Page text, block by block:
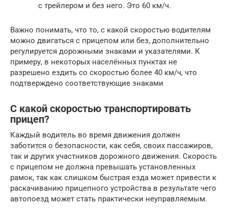
с трейлером и без него. Это 60 км/ч.
Важно понимать, что то, с какой скоростью водителям
можно двигаться с прицепом или без, дополнительно
регулируется дорожными знаками и указателями. К
примеру, в некоторых населённых пунктах не
разрешено ездить со скоростью более 40 км/ч, что
подтверждено соответствующие знаками
С какой скоростью транспортировать
прицеп?
Каждый водитель во время движения должен
заботится о безопасности, как себя, своих пассажиров,
так и других участников дорожного движения. Скорость
с прицепом не должна превышать установленных
рамок, так как слишком быстрая езда может привести к
раскачиванию прицепного устройства в результате чего
автопоезд может стать практически неуправляемым.